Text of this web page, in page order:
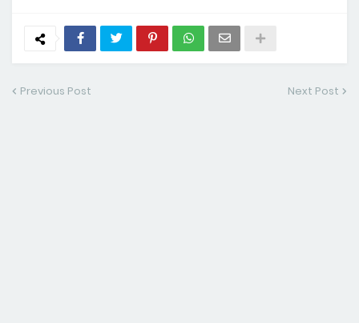
Previous Post Next Post